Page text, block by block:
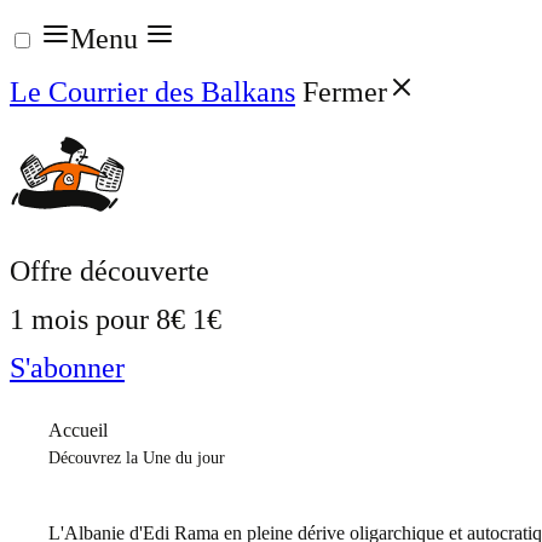
Aller
au
contenu
Menu
Le Courrier des Balkans Fermer
Offre découverte
1 mois pour 8€ 1€
S'abonner
Accueil
Découvrez la Une du jour
L'Albanie d'Edi Rama en pleine dérive oligarchique et